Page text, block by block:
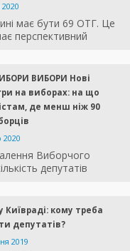
2020
має бути 69 ОТГ. Це
перспективний
ВИБОРИ Нові
на виборах: на що
де менш ніж 90
2020
Виборчого
депутатів
Київраді: кому треба
депутатів?
2019